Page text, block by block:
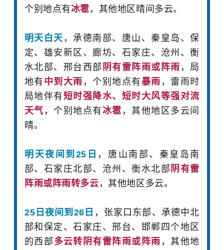
个别地点有冰雹 ，其他地区晴间多云。
明天白天 ，承德南部、唐山、秦皇岛、保
定、雄安新区、廊坊、石家庄、沧州、衡
水北部、邢台西部 阴有雷阵雨或阵雨 ，局
地有 中到大雨 ，个别地点有暴雨 ，雷雨时
局地伴有短时强降水、短时大风等强对流
天气 ，个别地点有冰雹 ，其他地区多云间
晴。
明天夜间到25日 ，唐山南部、秦皇岛南
部、石家庄北部、沧州、衡水北部 阴有雷
阵雨或阵雨转多云 ，其他地区多云。
25日夜间到26日 ，张家口东部、承德中北
部和保定、石家庄、邢台、邯郸四个地区
的西部 多云转阴有雷阵雨或阵雨 ，其他地